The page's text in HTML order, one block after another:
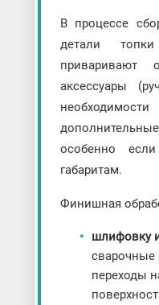
В процессе
детали
приваривают
аксессуары
особенно
габаритам.
Финишная
шлифовку
сварочные
переходы